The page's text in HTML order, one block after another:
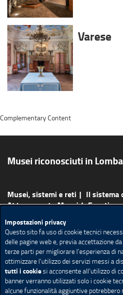
Varese
Impostazioni privacy
Questo sito fa uso di cookie tecnici
delle pagine web e, previa accettazione
terze parti per migliorare l’esperienza di
ottimizzare l’utilizzo dei servizi messi a
tutti i cookiesi acconsente all’utilizzo di
banner verranno utilizzati solo i cookie
alcune funzionalità aggiuntive potrebbero
Musei riconosciuti in
Musei, sistemi e reti
Il sistema
Abbonamento Musei
Eventi e
Ricerca Musei
Redazione Privacy Note
Cookie policy
Impostazione
Complementary Content